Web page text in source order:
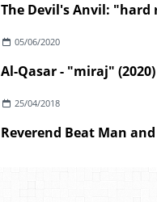
05/06/2020
Al-Qasar - "miraj" (2020)
25/04/2018